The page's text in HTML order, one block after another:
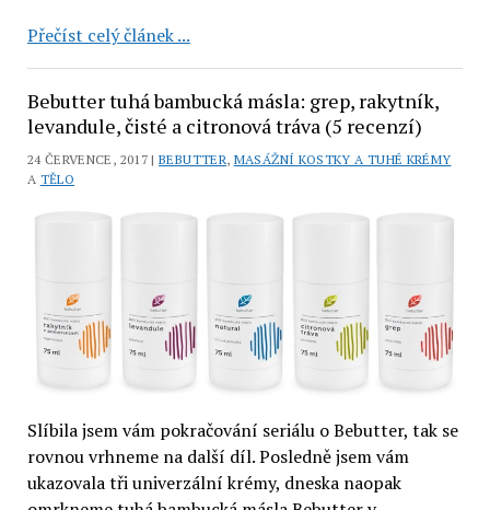
Přečíst celý článek ...BeButter:
a
2
šlehaná
Grep
krém
Levandule
Bebutter tuhá bambucká másla: grep, rakytník,
levandule, čisté a citronová tráva (5 recenzí)
24 ČERVENCE, 2017 |BEBUTTER, MASÁŽNÍ KOSTKY A TUHÉ KRÉMY
A TĚLO
Slíbila jsem vám pokračování seriálu o Bebutter, tak se
rovnou vrhneme na další díl. Posledně jsem vám
ukazovala tři univerzální krémy, dneska naopak